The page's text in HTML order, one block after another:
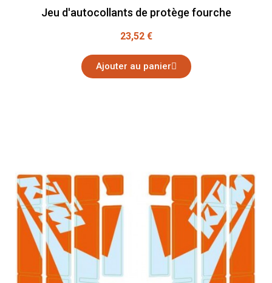
Jeu d'autocollants de protège fourche
23,52 €
Ajouter au panier